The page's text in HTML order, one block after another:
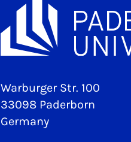
Warburger Str. 100
33098 Paderborn
Germany